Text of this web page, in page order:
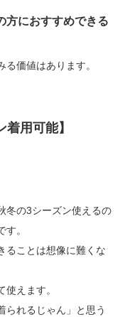
方におすすめできる
価値はあります。
用可能】
冬の3シーズン使えるの
。
ることは想像に難くな
えます。
られるじゃん」と思う